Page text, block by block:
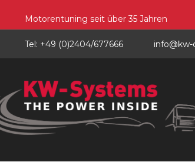
Motorentuning seit über 35 Jahren
Tel: +49 (0)2404/677666